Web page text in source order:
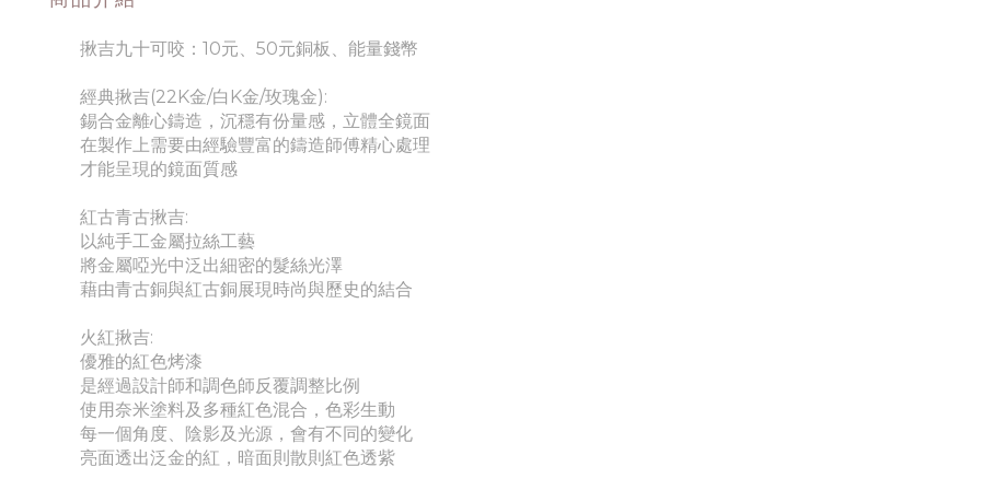
揪吉九十可咬：10元、50元銅板、能量錢幣
經典揪吉(22K金/白K金/玫瑰金):
錫合金離心鑄造，沉穩有份量感， 立體全鏡面
在製作上需要由經驗豐富的鑄造師傅精心處理
才能呈現的鏡面質感
紅古青古揪吉:
以純手工金屬拉絲工藝
將金屬啞光中泛出細密的髮絲光澤
藉由青古銅與紅古銅展現時尚與歷史的結合
火紅揪吉:
優雅的紅色烤漆
是經過設計師和調色師反覆調整比例
使用奈米塗料及多種紅色混合，色彩生動
每一個角度、陰影及光源，會有不同的變化
亮面透出泛金的紅，暗面則散則紅色透紫